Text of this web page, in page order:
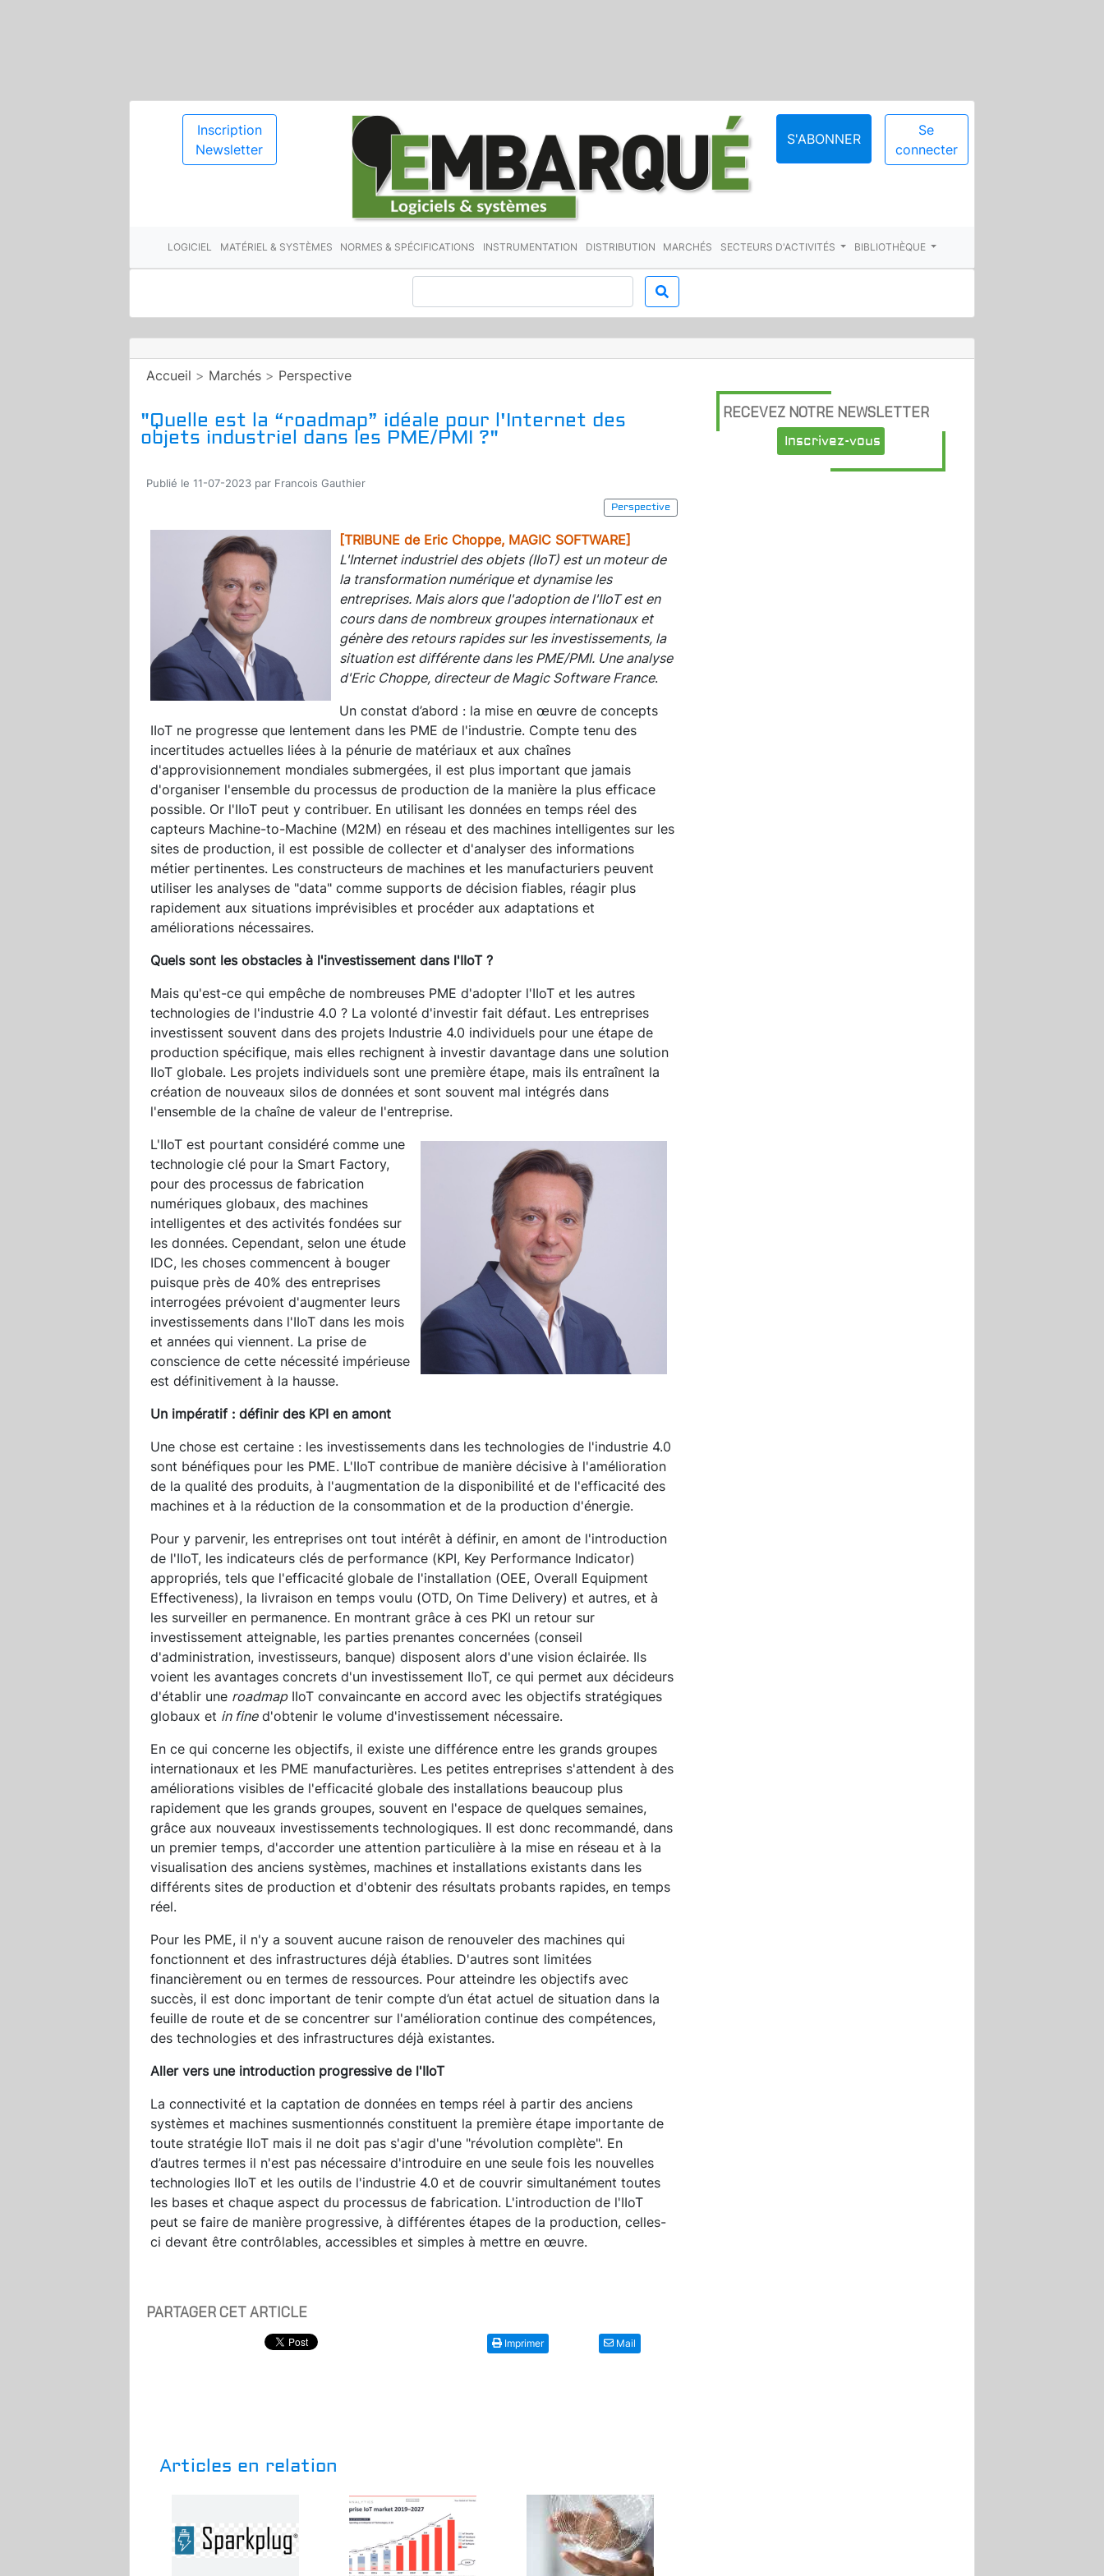
Inscription
Newsletter
S'ABONNER
Se
connecter
LOGICIEL MATÉRIEL & SYSTÈMES NORMES & SPÉCIFICATIONS INSTRUMENTATION DISTRIBUTION MARCHÉS SECTEURS D'ACTIVITÉS BIBLIOTHÈQUE
Accueil > Marchés > Perspective
"Quelle est la “roadmap” idéale pour l'Internet des
objets industriel dans les PME/PMI ?"
Publié le 11-07-2023 par Francois Gauthier
Perspective
[TRIBUNE de Eric Choppe, MAGIC SOFTWARE]
L'Internet industriel des objets (IIoT) est un moteur de
la transformation numérique et dynamise les
entreprises. Mais alors que l'adoption de l'IIoT est en
cours dans de nombreux groupes internationaux et
génère des retours rapides sur les investissements, la
situation est différente dans les PME/PMI. Une analyse
d'Eric Choppe, directeur de Magic Software France.
Un constat d’abord : la mise en œuvre de concepts
IIoT ne progresse que lentement dans les PME de l'industrie. Compte tenu des
incertitudes actuelles liées à la pénurie de matériaux et aux chaînes
d'approvisionnement mondiales submergées, il est plus important que jamais
d'organiser l'ensemble du processus de production de la manière la plus efficace
possible. Or l'IIoT peut y contribuer. En utilisant les données en temps réel des
capteurs Machine-to-Machine (M2M) en réseau et des machines intelligentes sur les
sites de production, il est possible de collecter et d'analyser des informations
métier pertinentes. Les constructeurs de machines et les manufacturiers peuvent
utiliser les analyses de "data" comme supports de décision fiables, réagir plus
rapidement aux situations imprévisibles et procéder aux adaptations et
améliorations nécessaires.
Quels sont les obstacles à l'investissement dans l'IIoT ?
Mais qu'est-ce qui empêche de nombreuses PME d'adopter l'IIoT et les autres
technologies de l'industrie 4.0 ? La volonté d'investir fait défaut. Les entreprises
investissent souvent dans des projets Industrie 4.0 individuels pour une étape de
production spécifique, mais elles rechignent à investir davantage dans une solution
IIoT globale. Les projets individuels sont une première étape, mais ils entraînent la
création de nouveaux silos de données et sont souvent mal intégrés dans
l'ensemble de la chaîne de valeur de l'entreprise.
L'IIoT est pourtant considéré comme une
technologie clé pour la Smart Factory,
pour des processus de fabrication
numériques globaux, des machines
intelligentes et des activités fondées sur
les données. Cependant, selon une étude
IDC, les choses commencent à bouger
puisque près de 40% des entreprises
interrogées prévoient d'augmenter leurs
investissements dans l'IIoT dans les mois
et années qui viennent. La prise de
conscience de cette nécessité impérieuse
est définitivement à la hausse.
Un impératif : définir des KPI en amont
Une chose est certaine : les investissements dans les technologies de l'industrie 4.0
sont bénéfiques pour les PME. L'IIoT contribue de manière décisive à l'amélioration
de la qualité des produits, à l'augmentation de la disponibilité et de l'efficacité des
machines et à la réduction de la consommation et de la production d'énergie.
Pour y parvenir, les entreprises ont tout intérêt à définir, en amont de l'introduction
de l'IIoT, les indicateurs clés de performance (KPI, Key Performance Indicator)
appropriés, tels que l'efficacité globale de l'installation (OEE, Overall Equipment
Effectiveness), la livraison en temps voulu (OTD, On Time Delivery) et autres, et à
les surveiller en permanence. En montrant grâce à ces PKI un retour sur
investissement atteignable, les parties prenantes concernées (conseil
d'administration, investisseurs, banque) disposent alors d'une vision éclairée. Ils
voient les avantages concrets d'un investissement IIoT, ce qui permet aux décideurs
d'établir une roadmapIIoT convaincante en accord avec les objectifs stratégiques
globaux et in fined'obtenir le volume d'investissement nécessaire.
En ce qui concerne les objectifs, il existe une différence entre les grands groupes
internationaux et les PME manufacturières. Les petites entreprises s'attendent à des
améliorations visibles de l'efficacité globale des installations beaucoup plus
rapidement que les grands groupes, souvent en l'espace de quelques semaines,
grâce aux nouveaux investissements technologiques. Il est donc recommandé, dans
un premier temps, d'accorder une attention particulière à la mise en réseau et à la
visualisation des anciens systèmes, machines et installations existants dans les
différents sites de production et d'obtenir des résultats probants rapides, en temps
réel.
Pour les PME, il n'y a souvent aucune raison de renouveler des machines qui
fonctionnent et des infrastructures déjà établies. D'autres sont limitées
financièrement ou en termes de ressources. Pour atteindre les objectifs avec
succès, il est donc important de tenir compte d’un état actuel de situation dans la
feuille de route et de se concentrer sur l'amélioration continue des compétences,
des technologies et des infrastructures déjà existantes.
Aller vers une introduction progressive de l'IIoT
La connectivité et la captation de données en temps réel à partir des anciens
systèmes et machines susmentionnés constituent la première étape importante de
toute stratégie IIoT mais il ne doit pas s'agir d'une "révolution complète". En
d’autres termes il n'est pas nécessaire d'introduire en une seule fois les nouvelles
technologies IIoT et les outils de l'industrie 4.0 et de couvrir simultanément toutes
les bases et chaque aspect du processus de fabrication. L'introduction de l'IIoT
peut se faire de manière progressive, à différentes étapes de la production, celles-
ci devant être contrôlables, accessibles et simples à mettre en œuvre.
PARTAGER CET ARTICLE
Imprimer Mail
Articles en relation
RECEVEZ NOTRE NEWSLETTER
Inscrivez-vous